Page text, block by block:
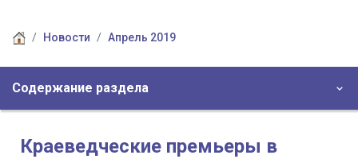
Новости Апрель 2019
Содержание раздела
Краеведческие премьеры в